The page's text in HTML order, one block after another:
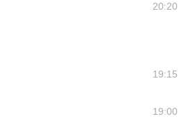
20:20
19:15
19:00